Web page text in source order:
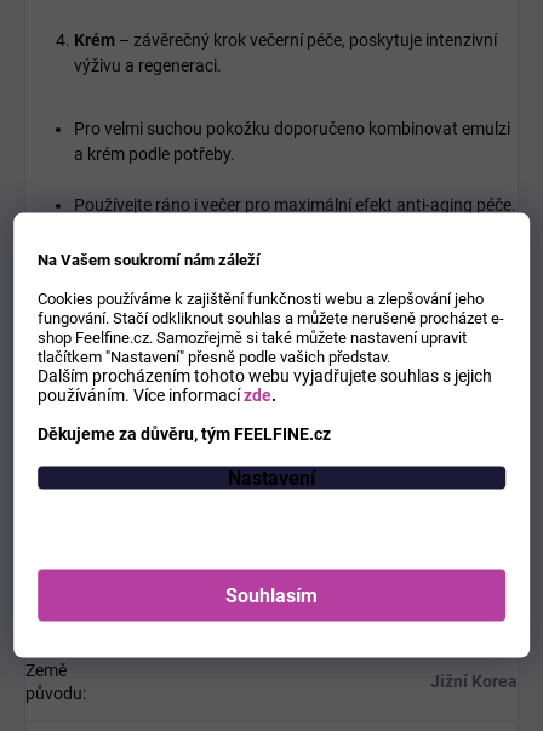
Na Vašem soukromí nám záleží
Cookies používáme k zajištění funkčnosti webu a zlepšování jeho
fungování. Stačí odkliknout souhlas a můžete nerušeně procházet e-
shop Feelfine.cz. Samozřejmě si také můžete nastavení upravit
tlačítkem "Nastavení" přesně podle vašich představ.
Dalším procházením tohoto webu vyjadřujete souhlas s jejich
používáním.Více informacízde.
Děkujeme za důvěru, tým FEELFINE.cz
Nastavení
Souhlasím
Krém – závěrečný krok večerní péče, poskytuje intenzivní
výživu a regeneraci.
Pro velmi suchou pokožku doporučeno kombinovat emulzi
a krém podle potřeby.
Používejte ráno i večer pro maximální efekt anti-aging péče.
Doplňkové parametry
Kategorie: Pleťový krém
Hmotnost:
EAN: 8809409346786
sadě:
Země
původu:
Jižní Korea